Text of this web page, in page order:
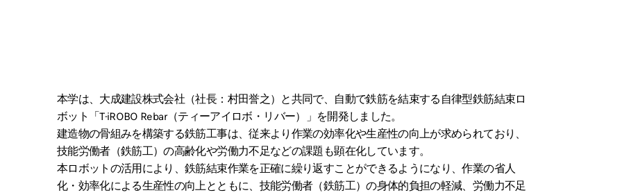
本学は、大成建設株式会社（社長：村田誉之）と共同で、自動で鉄筋を結束する自律型鉄筋結束ロ
ボット「T-iROBO Rebar（ティーアイロボ・リバー）」を開発しました。
建造物の骨組みを構築する鉄筋工事は、従来より作業の効率化や生産性の向上が求められており、
技能労働者（鉄筋工）の高齢化や労働力不足などの課題も顕在化しています。
本ロボットの活用により、鉄筋結束作業を正確に繰り返すことができるようになり、作業の省人
化・効率化による生産性の向上とともに、技能労働者（鉄筋工）の身体的負担の軽減、労働力不足